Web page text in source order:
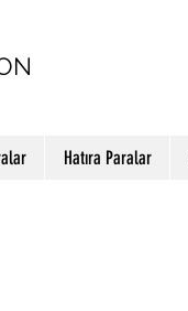
Hatıra Paralar